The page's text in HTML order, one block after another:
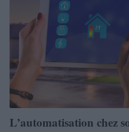
L’automatisation chez